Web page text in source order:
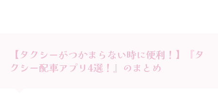
【タクシーがつかまらない時に便利！】『タ
クシー配車アプリ4選！』のまとめ